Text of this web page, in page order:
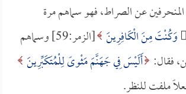
عن الصراط، فهو سماهم مرة
َ وَكُنْتَ مِنَ الْكَافِرِينَ
[الزمر:59] وسماهم
فقال: أَلَيْسَ فِي جَهَنَّمَ مَثْوىً لِلْمُتَكَبِّرِينَ